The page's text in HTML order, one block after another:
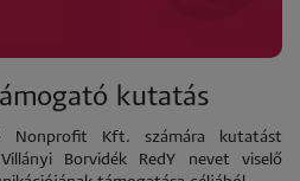
kutatás
Nonprofit Kft. számára kutatást
Borvidék RedY nevet viselő